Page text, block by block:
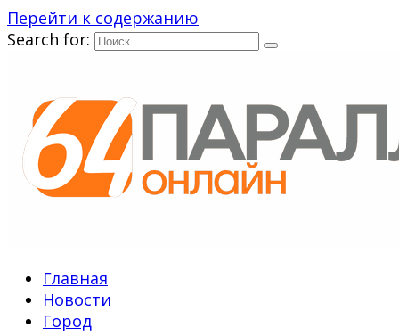
Перейти к содержанию
Search for:
Главная
Новости
Город